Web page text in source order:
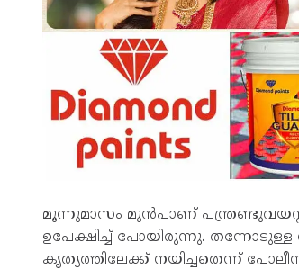
മൂന്നുമാസം മുൻപാണ്‌
ഉപേക്ഷിച്ച്‌ പോയിരുന്നു.
കൃത്യത്തിലേക്ക് നയിച്ചതെന്ന്